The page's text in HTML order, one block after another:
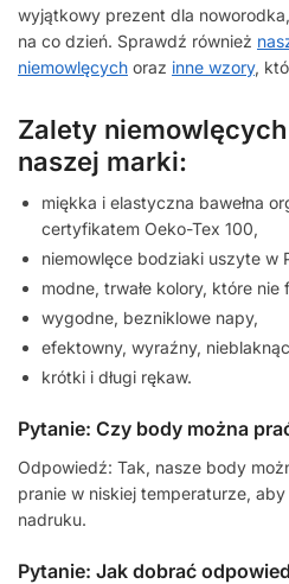
wyjątkowy prezent dla
na co dzień. Sprawdź również
niemowlęcych oraz inne wzory,
Zalety
naszej marki:
miękka i elastyczna bawełna
certyfikatem Oeko-Tex 100,
niemowlęce bodziaki uszyte w
modne, trwałe kolory, które
wygodne, bezniklowe napy,
efektowny, wyraźny,
krótki i długi rękaw.
Pytanie: Czy body można
Odpowiedź: Tak, nasze body
pranie w niskiej temperaturze,
nadruku.
Pytanie: Jak dobrać